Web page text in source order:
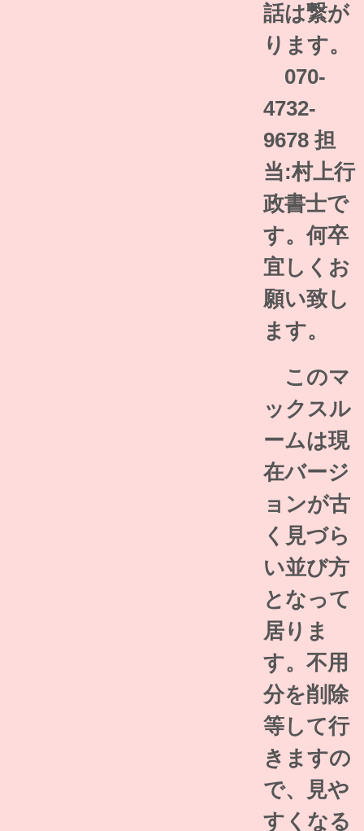
話は繋が
ります。
070-
4732-
9678 担
当:村上行
政書士で
す。何卒
宜しくお
願い致し
ます。
このマ
ックスル
ームは現
在バージ
ョンが古
く見づら
い並び方
となって
居りま
す。不用
分を削除
等して行
きますの
で、見や
すくなる